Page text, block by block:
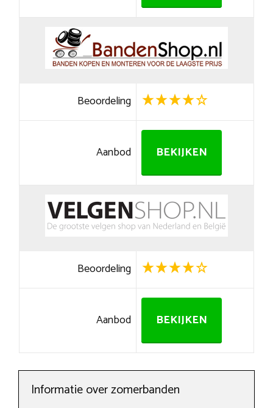
Beoordeling
Aanbod BEKIJKEN
Beoordeling
Aanbod BEKIJKEN
Informatie over zomerbanden